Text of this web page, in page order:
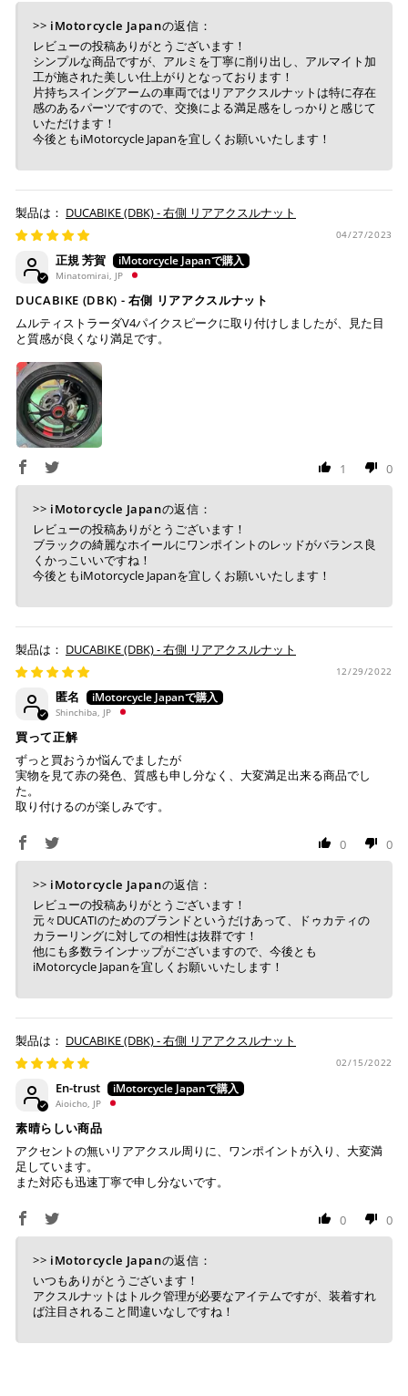
PANIGALE V2 '25-26
PANIGALE V2 S '25-26
STREETFIGHTER V2 '25-26
STREETFIGHTER V2 S '25-26
※ ご利用には事前にPayPay、Apple Payの利用登録が
必要です。
コンビニ決済(事前決済)
上記コンビニでお支払い頂けます。
入金確認が取れ次第、商品を手配させて頂きます。
店内端末にて操作後、レジにてお支払いください。
※ 支払期限はご注文日より7日以内とさせて頂いてお
り、万が一過ぎてしまった場合は自動でご注文はキャン
セルとなります。
※ 税込300,000円以上のお買い物の際にはご利用頂けま
せん。
※ お支払いは現金のみとなります。
銀行振込
ご注文時に情報をお知らせ致しますので、指定の口座に
お振り込みください。
入金確認が取れ次第、商品を手配させて頂きます。
※ 振込手数料はご負担ください。
>> iMotorcycle Japanの返信：
レビューの投稿ありがとうございます！
シンプルな商品ですが、アルミを丁寧に削り出し、アルマイト加
工が施された美しい仕上がりとなっております！
片持ちスイングアームの車両ではリアアクスルナットは特に存在
感のあるパーツですので、交換による満足感をしっかりと感じて
いただけます！
今後ともiMotorcycle Japanを宜しくお願いいたします！
DUCABIKE (DBK) - 右側 リアアクスルナット
04/27/2023
正規 芳賀
Minatomirai, JP
DUCABIKE (DBK) - 右側 リアアクスルナット
ムルティストラーダV4パイクスピークに取り付けしましたが、見た目
と質感が良くなり満足です。
1 0
>> iMotorcycle Japanの返信：
レビューの投稿ありがとうございます！
ブラックの綺麗なホイールにワンポイントのレッドがバランス良
くかっこいいですね！
今後ともiMotorcycle Japanを宜しくお願いいたします！
DUCABIKE (DBK) - 右側 リアアクスルナット
12/29/2022
匿名
Shinchiba, JP
買って正解
ずっと買おうか悩んでましたが
実物を見て赤の発色、質感も申し分なく、大変満足出来る商品でし
た。
取り付けるのが楽しみです。
0 0
>> iMotorcycle Japanの返信：
レビューの投稿ありがとうございます！
元々DUCATIのためのブランドというだけあって、ドゥカティの
カラーリングに対しての相性は抜群です！
他にも多数ラインナップがございますので、今後とも
iMotorcycle Japanを宜しくお願いいたします！
DUCABIKE (DBK) - 右側 リアアクスルナット
02/15/2022
En-trust
Aioicho, JP
素晴らしい商品
アクセントの無いリアアクスル周りに、ワンポイントが入り、大変満
足しています。
また対応も迅速丁寧で申し分ないです。
0 0
>> iMotorcycle Japanの返信：
いつもありがとうございます！
アクスルナットはトルク管理が必要なアイテムですが、装着すれ
ば注目されること間違いなしですね！